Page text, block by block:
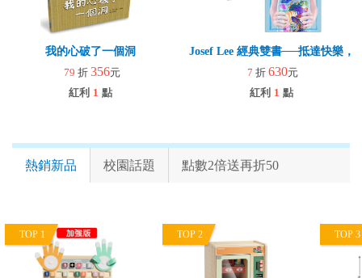
我的心破了一個洞
79 折 356元
紅利 1 點
Josef Lee 經典雙書──抵達快樂，
7 折 630元
紅利 1 點
熱銷新品 校園話題 點數2倍送再折50
TOP 1 TOP 2 TOP 3